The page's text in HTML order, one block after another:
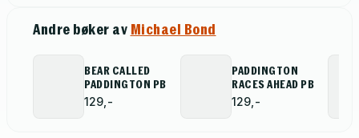
Andre bøker av Michael Bond
BEAR CALLED
PADDINGTON PB
129,-
PADDINGTON
RACES AHEAD PB
129,-